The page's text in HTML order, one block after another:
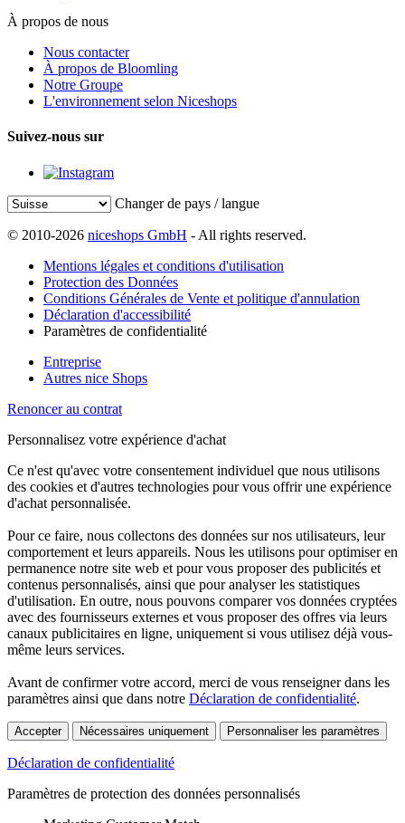
À propos de nous
Nous contacter
À propos de Bloomling
Notre Groupe
L'environnement selon Niceshops
Suivez-nous sur
Changer de pays / langue
© 2010-2026 niceshops GmbH - All rights reserved.
Mentions légales et conditions d'utilisation
Protection des Données
Conditions Générales de Vente et politique d'annulation
Déclaration d'accessibilité
Paramètres de confidentialité
Entreprise
Autres nice Shops
Renoncer au contrat
Personnalisez votre expérience d'achat
Ce n'est qu'avec votre consentement individuel que nous utilisons
des cookies et d'autres technologies pour vous offrir une expérience
d'achat personnalisée.
Pour ce faire, nous collectons des données sur nos utilisateurs, leur
comportement et leurs appareils. Nous les utilisons pour optimiser en
permanence notre site web et pour vous proposer des publicités et
contenus personnalisés, ainsi que pour analyser les statistiques
d'utilisation. En outre, nous pouvons comparer vos données cryptées
avec des fournisseurs externes et vous proposer des offres via leurs
canaux publicitaires en ligne, uniquement si vous utilisez déjà vous-
même leurs services.
Avant de confirmer votre accord, merci de vous renseigner dans les
paramètres ainsi que dans notre Déclaration de confidentialité.
Accepter Nécessaires uniquement Personnaliser les paramètres
Déclaration de confidentialité
Paramètres de protection des données personnalisés